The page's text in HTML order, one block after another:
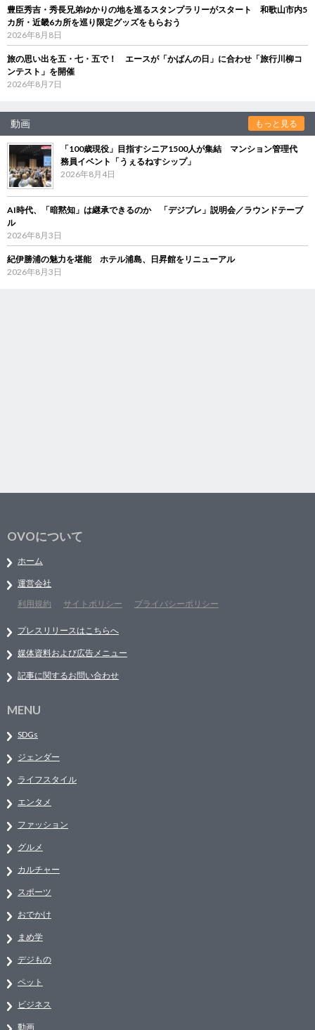
豊臣秀吉・秀長兄弟ゆかりの地を巡るスタンプラリーがスタート 和歌山市内5
カ所・近畿6カ所を巡り限定グッズをもらおう
2026年8月8日
旅の思い出を五・七・五で！ エースが「かばんの日」に合わせ「旅行川柳コ
ンテスト」を開催
2026年8月7日
動画 もっと見る
「100歳現役」目指すシニア1500人が集結 マンション管理代
務員イベント「うぇるねすシップ」
2026年8月4日
AI時代、「暗黙知」は継承できるのか 「デジブレ」説明会／ラウンドテーブ
ル
2026年8月3日
紀伊勝浦の魅力を堪能 ホテル浦島、日昇館をリニューアル
2026年8月3日
OVOについて
ホーム
運営会社
利用規約
サイトポリシー プライバシーポリシー
プレスリリースはこちらへ
媒体資料および広告メニュー
記事に関するお問い合わせ
MENU
SDGs
ジェンダー
ライフスタイル
エンタメ
ファッション
グルメ
カルチャー
スポーツ
おでかけ
まめ学
デジもの
ペット
ビジネス
動画